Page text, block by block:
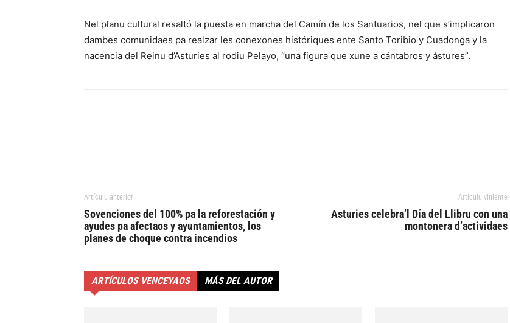
Nel planu cultural resaltó la puesta en marcha del Camín de los Santuarios, nel que s’implicaron
dambes comunidaes pa realzar les conexones históriques ente Santo Toribio y Cuadonga y la
nacencia del Reinu d’Asturies al rodiu Pelayo, “una figura que xune a cántabros y ástures”.
Artículu anterior
Sovenciones del 100% pa la reforestación y
ayudes pa afectaos y ayuntamientos, los
planes de choque contra incendios
Artículu viniente
Asturies celebra’l Día del Llibru con una
montonera d’actividaes
ARTÍCULOS VENCEYAOS MÁS DEL AUTOR